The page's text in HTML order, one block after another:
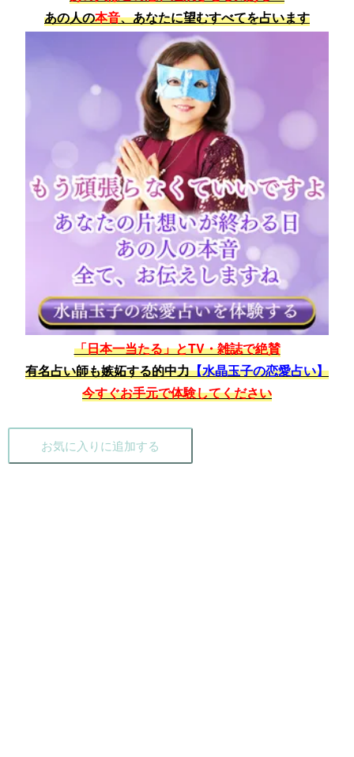
あの人の本音、あなたに望むすべてを占います
「日本一当たる」とTV・雑誌で絶賛
有名占い師も嫉妬する的中力【水晶玉子の恋愛占い】
今すぐお手元で体験してください
お気に入りに追加する